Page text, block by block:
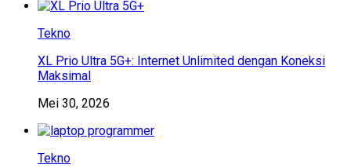
Tekno
XL Prio Ultra 5G+: Internet Unlimited dengan Koneksi
Maksimal
Mei 30, 2026
Tekno